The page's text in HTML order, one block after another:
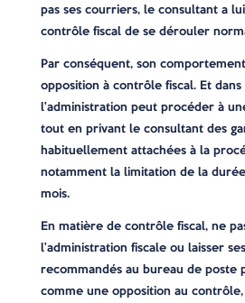
pas ses courriers, le consultant a
contrôle fiscal de se dérouler
Par conséquent, son
opposition à contrôle fiscal. Et
l’administration peut procéder à
tout en privant le consultant des
habituellement attachées à la
notamment la limitation de la
mois.
En matière de contrôle fiscal, ne
l’administration fiscale ou laisser
recommandés au bureau de
comme une opposition au